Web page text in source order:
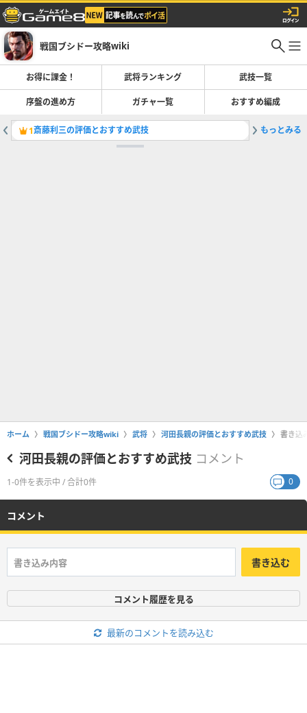
戦国ブシドー攻略wiki
お得に課金！ 武将ランキング 武技一覧
序盤の進め方 ガチャ一覧 おすすめ編成
1斎藤利三の評価とおすすめ武技 もっとみる
ホーム 戦国ブシドー攻略wiki 武将 河田長親の評価とおすすめ武技 書き込
河田長親の評価とおすすめ武技 コメント
1-0件を表示中 / 合計0件 0
コメント
書き込む
コメント履歴を見る
最新のコメントを読み込む